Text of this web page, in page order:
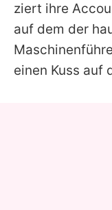
ziert ihre
auf dem der
einen Kuss auf